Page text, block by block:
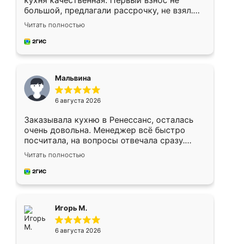
большой, предлагали рассрочку, не взял.
Ждал меньше месяца, сборщик с прямыми
руками. По цене вышло адекватно.
Рекомендую!
Читать полностью
Мальвина
6 августа 2026
Заказывала кухню в Ренессанс, осталась
очень довольна. Менеджер всё быстро
посчитала, на вопросы отвечала сразу.
Замерщик приехал в субботу, подошёл к
делу со всей ответственностью. Собрали
за день, ребята работали аккуратно, даже
Читать полностью
Игорь М.
6 августа 2026